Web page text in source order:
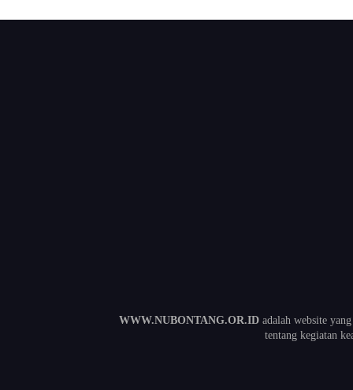
WWW.NUBONTANG.OR.IDadalah website
tentang kegiatan